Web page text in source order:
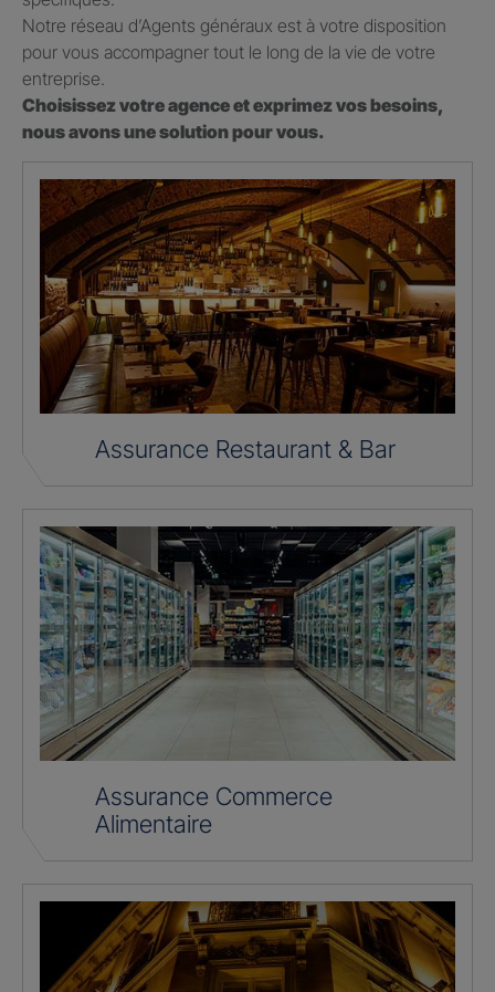
Notre réseau d’Agents généraux est à votre disposition
pour vous accompagner tout le long de la vie de votre
entreprise.
Choisissez votre agence et exprimez vos besoins,
nous avons une solution pour vous.
Assurance Restaurant & Bar
Assurance Commerce
Alimentaire